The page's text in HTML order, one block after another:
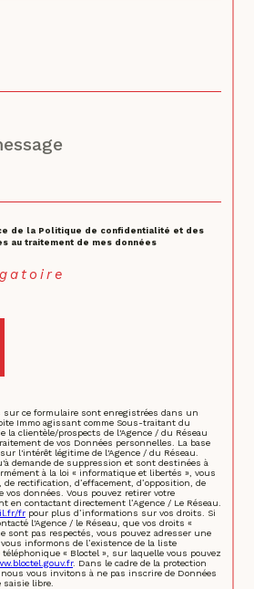
de la Politique de confidentialité et des
au traitement de mes données
ce formulaire sont enregistrées dans un
Immo agissant comme Sous-traitant du
la clientèle/prospects de l'Agence / du Réseau
de vos Données personnelles. La base
l'intérêt légitime de l'Agence / du Réseau.
demande de suppression et sont destinées à
à la loi « informatique et libertés », vous
de rectification, d’effacement, d’opposition, de
vos données. Vous pouvez retirer votre
en contactant directement l’Agence / Le Réseau.
fr pour plus d’informations sur vos droits. Si
l'Agence / le Réseau, que vos droits «
sont pas respectés, vous pouvez adresser une
informons de l’existence de la liste
« Bloctel », sur laquelle vous pouvez
. Dans le cadre de la protection
vous invitons à ne pas inscrire de Données
saisie libre.